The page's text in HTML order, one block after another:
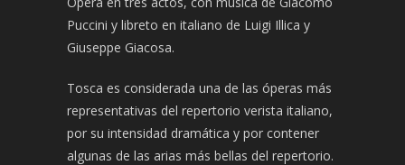
Puccini y libreto en italiano de Luigi Illica y
Giuseppe Giacosa.
Tosca es considerada una de las óperas más
representativas del repertorio verista italiano,
por su intensidad dramática y por contener
algunas de las arias más bellas del repertorio.